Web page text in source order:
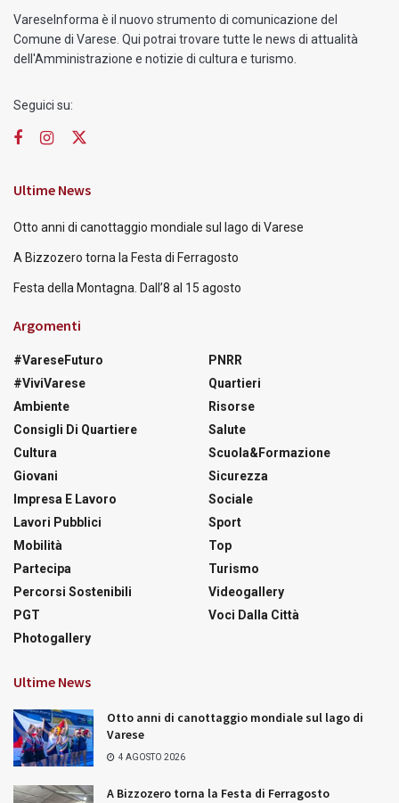
VareseInforma è il nuovo strumento di comunicazione del
Comune di Varese. Qui potrai trovare tutte le news di attualità
dell'Amministrazione e notizie di cultura e turismo.
Seguici su:
Ultime News
Otto anni di canottaggio mondiale sul lago di Varese
A Bizzozero torna la Festa di Ferragosto
Festa della Montagna. Dall’8 al 15 agosto
Argomenti
#VareseFuturo
#ViviVarese
Ambiente
Consigli Di Quartiere
Cultura
Giovani
Impresa E Lavoro
Lavori Pubblici
Mobilità
Partecipa
Percorsi Sostenibili
PGT
Photogallery
PNRR
Quartieri
Risorse
Salute
Scuola&Formazione
Sicurezza
Sociale
Sport
Top
Turismo
Videogallery
Voci Dalla Città
Ultime News
Otto anni di canottaggio mondiale sul lago di
Varese
4 AGOSTO 2026
A Bizzozero torna la Festa di Ferragosto